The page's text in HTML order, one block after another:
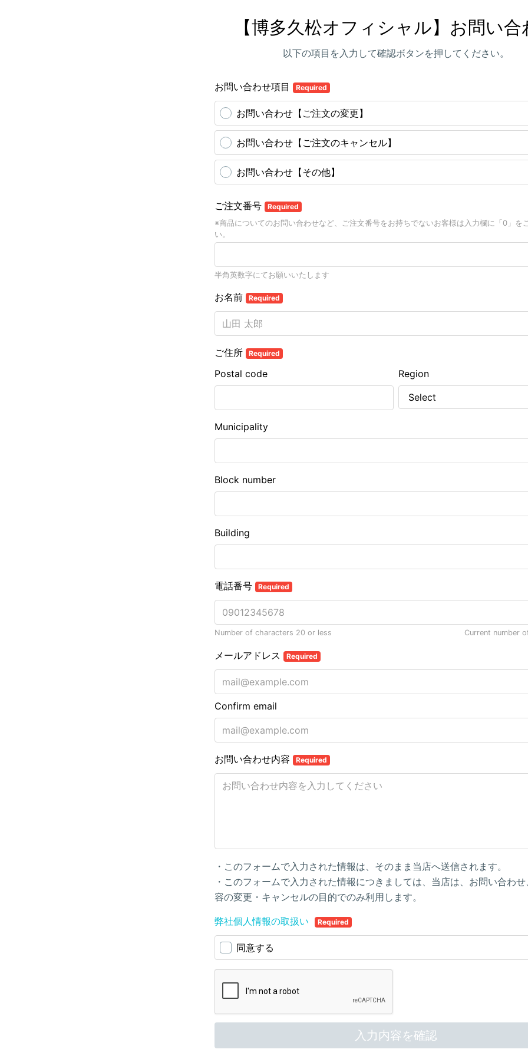
【博多久松オフィシャル】お問い合
以下の項目を入力して確認ボタンを押してください。
お問い合わせ項目 Required
お問い合わせ【ご注文の変更】
お問い合わせ【ご注文のキャンセル】
お問い合わせ【その他】
ご注文番号 Required
※商品についてのお問い合わせなど、ご注文番号をお持ちでないお客様は入力欄に「0」を
い。
半角英数字にてお願いいたします
お名前 Required
ご住所 Required
Postal code Region
Municipality
Block number
Building
電話番号 Required
Number of characters 20 or less Current number
メールアドレス Required
Confirm email
お問い合わせ内容 Required
・このフォームで入力された情報は、そのまま当店へ送信されます。
・このフォームで入力された情報につきましては、当店は、お問い合わ
容の変更・キャンセルの目的でのみ利用します。
弊社個人情報の取扱い Required
同意する
入力内容を確認